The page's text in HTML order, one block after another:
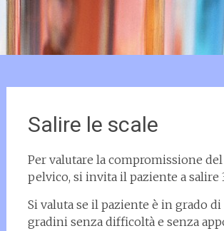
Salire le scale
Per valutare la compromissione
pelvico, si invita il paziente a salire
Si valuta se il paziente è in grado
gradini senza difficoltà e senza